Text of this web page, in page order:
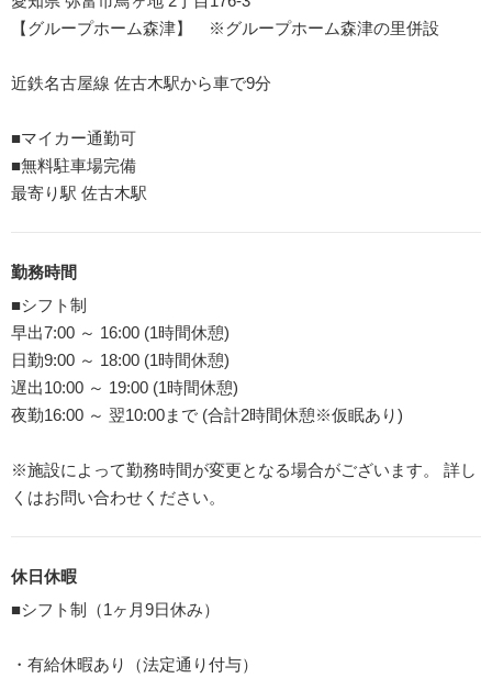
【グループホーム森津】 ※グループホーム森津の里併設
近鉄名古屋線 佐古木駅から車で9分
■マイカー通勤可
■無料駐車場完備
最寄り駅 佐古木駅
勤務時間
■シフト制
早出7:00 ～ 16:00 (1時間休憩)
日勤9:00 ～ 18:00 (1時間休憩)
遅出10:00 ～ 19:00 (1時間休憩)
夜勤16:00 ～ 翌10:00まで (合計2時間休憩※仮眠あり)
※施設によって勤務時間が変更となる場合がございます。 詳し
くはお問い合わせください。
休日休暇
■シフト制（1ヶ月9日休み）
・有給休暇あり（法定通り付与）